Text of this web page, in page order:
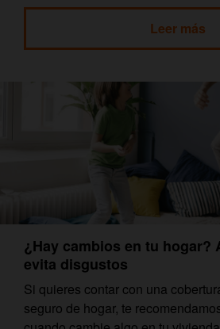
Leer más
¿Hay cambios en tu hogar?
evita disgustos
Si quieres contar con una
seguro de hogar, te